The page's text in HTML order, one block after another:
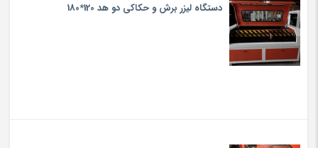
دستگاه لیزر برش و حکاکی دو هد 120*180